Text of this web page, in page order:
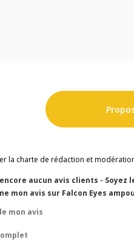
la charte de rédaction et
aucun avis clients - Soyez
mon avis sur Falcon Eyes
mon avis